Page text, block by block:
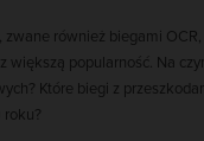
również biegami
większą popularność. Na
Które biegi z